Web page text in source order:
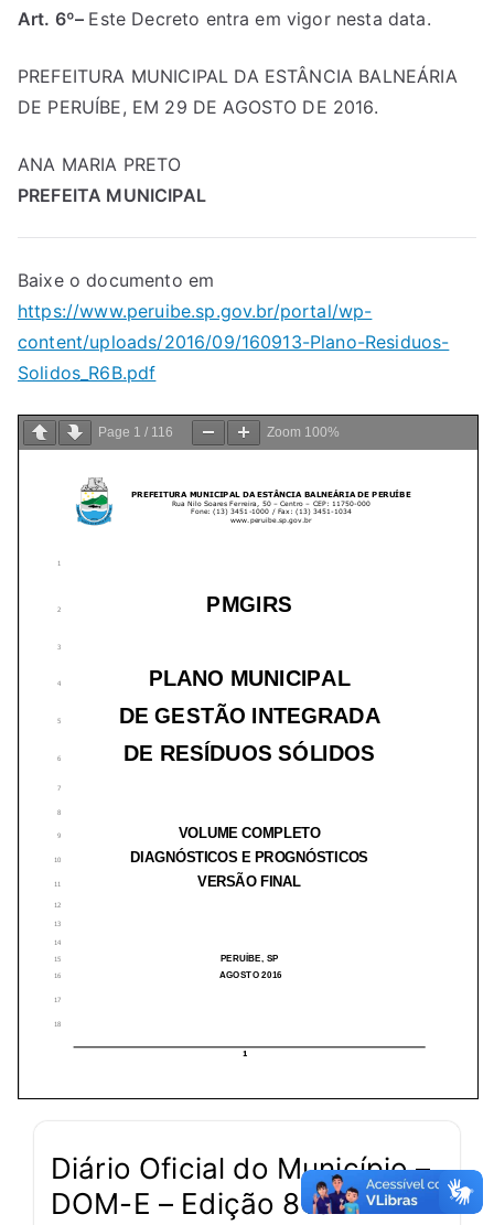
Art. 6º– Este Decreto entra em vigor nesta data.
PREFEITURA MUNICIPAL DA ESTÂNCIA BALNEÁRIA
DE PERUÍBE, EM 29 DE AGOSTO DE 2016.
ANA MARIA PRETO
PREFEITA MUNICIPAL
Baixe o documento em
https://www.peruibe.sp.gov.br/portal/wp-
content/uploads/2016/09/160913-Plano-Residuos-
Solidos_R6B.pdf
Page 1 / 116 Zoom 100%
Diário Oficial do Município –
DOM-E – Edição 813